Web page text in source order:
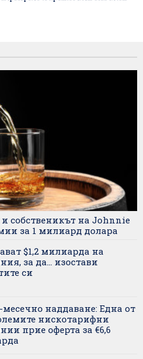
собственикът на Johnnie
за 1 милиард долара
$1,2 милиарда на
за да... изостави
си
месечно наддаване: Една от
нискотарифни
прие оферта за €6,6